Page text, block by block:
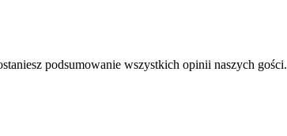
podsumowanie wszystkich opinii naszych gości.